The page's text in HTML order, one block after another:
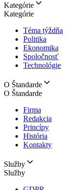
Kategórie
Kategórie
Téma týždňa
Politika
Ekonomika
Spoločnosť
Technológie
O Štandarde
O Štandarde
Firma
Redakcia
Princípy
História
Kontakty
Služby
Služby